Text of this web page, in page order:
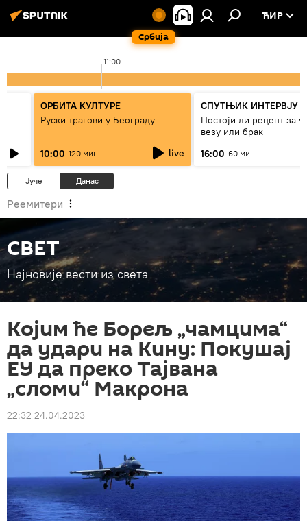
Србија
ЋИР
11:00
ОРБИТА КУЛТУРЕ
Руски трагови у Београду
10:00 120 мин live
СПУТЊИК ИНТЕРВЈУ
Постоји ли рецепт за
везу или брак
16:00 60 мин
Јуче Данас
Реемитери
СВЕТ
Најновије вести из света
Којим ће Борељ „чамцима“
да удари на Кину: Покушај
ЕУ да преко Тајвана
„сломи“ Макрона
22:32 24.04.2023